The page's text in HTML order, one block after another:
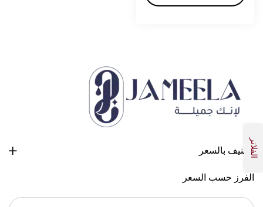
تصنيف بالسعر
الفرز حسب السعر
الفلاتر